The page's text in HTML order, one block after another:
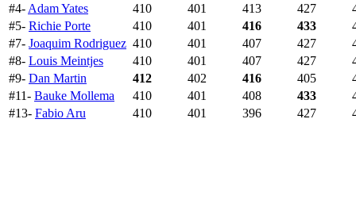
#4- Adam Yates 410 401 413 427
#5- Richie Porte 410 401 416 433
#7- Joaquim Rodriguez 410 401 407 427
#8- Louis Meintjes 410 401 407 427
#9- Dan Martin 412 402 416 405
#11- Bauke Mollema 410 401 408 433
#13- Fabio Aru 410 401 396 427